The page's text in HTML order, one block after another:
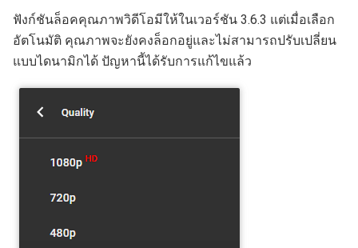
ฟังก์ชันล็อคคุณภาพวิดีโอมีให้ในเวอร์ชัน 3.6.3 แต่เมื่อเลือก
อัตโนมัติ คุณภาพจะยังคงล็อกอยู่และไม่สามารถปรับเปลี่ยน
แบบไดนามิกได้ ปัญหานี้ได้รับการแก้ไขแล้ว